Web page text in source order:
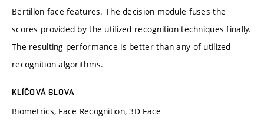
Bertillon face features. The decision module fuses the
scores provided by the utilized recognition techniques finally.
The resulting performance is better than any of utilized
recognition algorithms.
KLÍČOVÁ SLOVA
Biometrics, Face Recognition, 3D Face